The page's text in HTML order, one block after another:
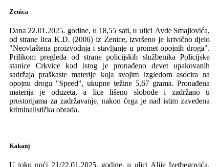
Zenica
Dana 22.01.2025. godine, u 18,55 sati, u ulici Avde Smajlovića,
od strane lica K.D. (2006) iz Zenice, izvršeno je krivično djelo
"Neovlaštena proizvodnja i stavljanje u promet opojnih droga".
Prilikom pregleda od strane policijskih službenika Policijske
staniceCrkvice kod istog je pronađeno devet upakovanih
sadržaja praškaste materije koja svojim izgledom asocira na
opojnu drogu "Speed", ukupne težine 5,67 grama.Pronađena
materija je oduzeta, a lice lišeno slobode i zadržano u
prostorijama za zadržavanje, nakon čega je nad istim zavedena
kriminalistička obrada.
Kakanj
U toku noći 21/22.01.2025. godine, u ulici Alije Izetbegovića,